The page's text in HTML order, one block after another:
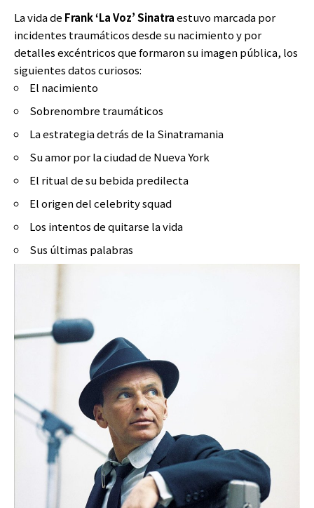
La vida de Frank ‘La Voz’ Sinatraestuvo marcada por
incidentes traumáticos desde su nacimiento y por
detalles excéntricos que formaron su imagen pública, los
siguientes datos curiosos:
El nacimiento
Sobrenombre traumáticos
La estrategia detrás de la Sinatramania
Su amor por la ciudad de Nueva York
El ritual de su bebida predilecta
El origen del celebrity squad
Los intentos de quitarse la vida
Sus últimas palabras